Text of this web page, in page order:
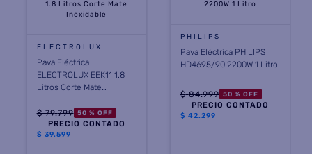
ELECTROLUX
Pava Eléctrica
ELECTROLUX EEK11 1.8
Litros Corte Mate
$ 79.799 50 % OFF
PRECIO CONTADO
$ 39.599
PHILIPS
Pava Eléctrica PHILIPS
HD4695/90 2200W 1 Litro
$ 84.999 50 % OFF
PRECIO CONTADO
$ 42.299